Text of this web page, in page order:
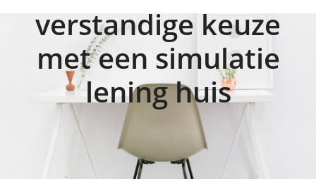
verstandige keuze
met een simulatie
lening huis